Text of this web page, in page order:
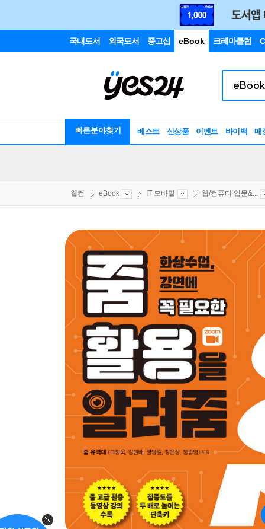
국내도서 외국도서 중고샵 eBook 크레마클럽
빠른분야찾기 베스트 신상품 이벤트 바이백 매
웰컴 eBook IT 모바일 웹/컴퓨터 입문&...